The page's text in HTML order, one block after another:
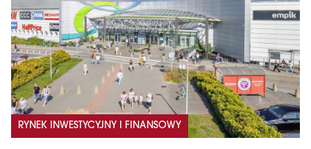
RYNEK INWESTYCYJNY I FINANSOWY